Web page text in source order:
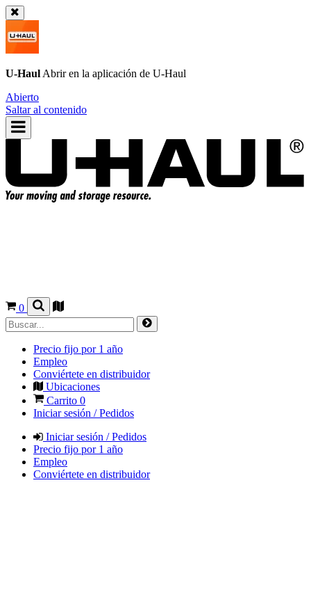
U-Haul Abrir en la aplicación de U-Haul
Abierto
Saltar al contenido
0
Precio fijo por 1 año
Empleo
Conviértete en distribuidor
Ubicaciones
Carrito 0
Iniciar sesión / Pedidos
Iniciar sesión / Pedidos
Precio fijo por 1 año
Empleo
Conviértete en distribuidor